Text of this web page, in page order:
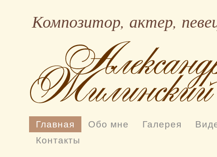
Композитор, актер,
Главная Обо мне Галерея
Контакты